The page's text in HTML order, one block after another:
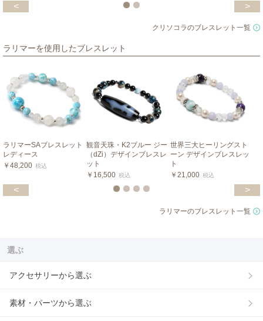
< >
クリソコラのブレスレット一覧
ラリマーを使用したブレスレット
ラリマーSAブレスレット
レディース
￥48,200 税込
観音天珠・K2ブルー ジー
（dZi）デザインブレスレ
ット
￥16,500 税込
世界三大ヒーリングスト
ーン デザインブレスレッ
ト
￥21,000 税込
< >
ラリマーのブレスレット一覧
選ぶ
アクセサリーから選ぶ
素材・パーツから選ぶ